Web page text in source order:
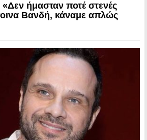
ήμασταν ποτέ στενές
Βανδή, κάναμε απλώς